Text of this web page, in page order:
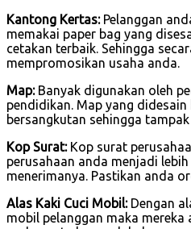
Kantong Kertas:Pelanggan
memakai paper bag yang
cetakan terbaik. Sehingga
mempromosikan usaha anda.
Map:Banyak digunakan oleh
pendidikan. Map yang
bersangkutan sehingga
Kop Surat:Kop surat
perusahaan anda menjadi
menerimanya. Pastikan anda
Alas Kaki Cuci Mobil:Dengan
mobil pelanggan maka mereka